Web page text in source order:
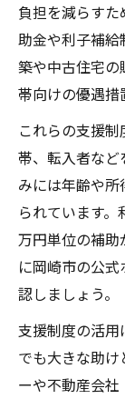
負担を減らす
助金や利子補給
築や中古住宅
帯向けの優遇措
これらの支援
帯、転入者な
みには年齢や
られています
万円単位の補
に岡崎市の公
認しましょう。
支援制度の活
でも大きな助
ーや不動産会